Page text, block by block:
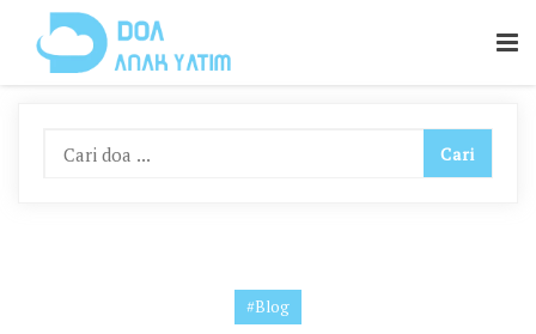
Content
#Blog